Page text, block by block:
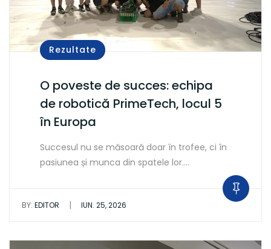
Rezultate
O poveste de succes: echipa
de robotică PrimeTech, locul 5
în Europa
Succesul nu se măsoară doar în trofee, ci în
pasiunea și munca din spatele lor.…
BY: EDITOR | IUN. 25, 2026